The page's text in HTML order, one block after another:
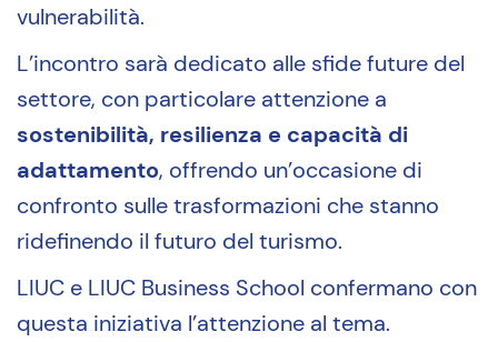
vulnerabilità.
L’incontro sarà dedicato alle sfide future del
settore, con particolare attenzione a
sostenibilità, resilienza e capacità di
adattamento, offrendo un’occasione di
confronto sulle trasformazioni che stanno
ridefinendo il futuro del turismo.
LIUC e LIUC Business School confermano con
questa iniziativa l’attenzione al tema.